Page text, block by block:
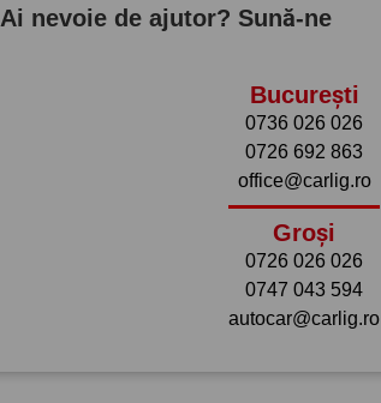
Ai nevoie de ajutor? Sună-ne
București
0736 026 026
0726 692 863
office@carlig.ro
Groși
0726 026 026
0747 043 594
autocar@carlig.ro